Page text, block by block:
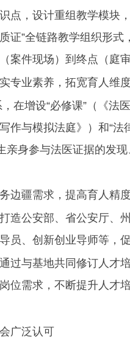
点，设计重组教学模块
”全链路教学组织形式
案件现场）到终点（庭
专业素养，拓宽育人维
在增设“必修课”（《
作与模拟法庭》）和“
亲身参与法医证据的发
边疆需求，提高育人精
造公安部、省公安厅、
、创新创业导师等，促
过与基地共同修订人才
位需求，不断提升人才
广泛认可